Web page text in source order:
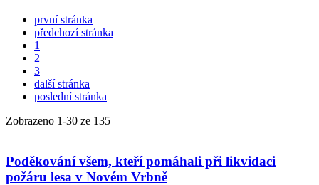
první stránka
předchozí stránka
1
2
3
další stránka
poslední stránka
Zobrazeno 1-30 ze 135
Poděkování všem, kteří pomáhali při likvidaci
požáru lesa v Novém Vrbně